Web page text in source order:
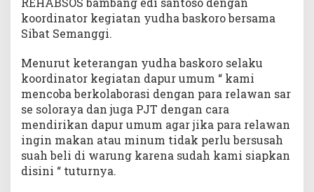
koordinator kegiatan yudha baskoro bersama
Sibat Semanggi.
Menurut keterangan yudha baskoro selaku
koordinator kegiatan dapur umum “ kami
mencoba berkolaborasi dengan para relawan sar
se soloraya dan juga PJT dengan cara
mendirikan dapur umum agar jika para relawan
ingin makan atau minum tidak perlu bersusah
suah beli di warung karena sudah kami siapkan
disini “ tuturnya.